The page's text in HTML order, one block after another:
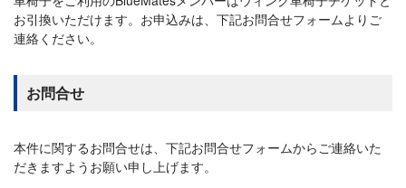
お引換いただけます。お申込みは、下記お問合せフォームよりご
連絡ください。
お問合せ
本件に関するお問合せは、下記お問合せフォームからご連絡いた
だきますようお願い申し上げます。